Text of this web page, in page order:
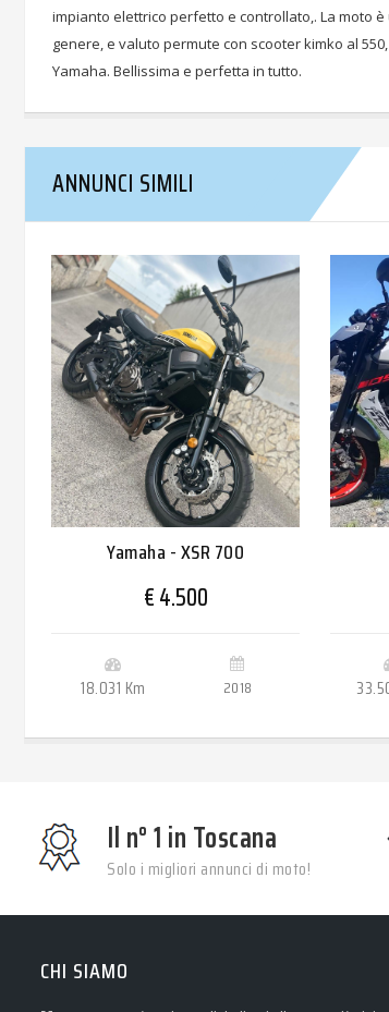
impianto elettrico perfetto e controllato,. La moto
genere, e valuto permute con scooter kimko al
Yamaha. Bellissima e perfetta in tutto.
ANNUNCI SIMILI
Yamaha - XSR 700
€ 4.500
18.031 Km 2018
Il n° 1 in Toscana
Solo i migliori annunci di moto!
CHI SIAMO